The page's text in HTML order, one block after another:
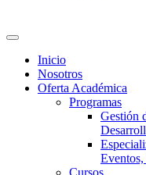
Inicio
Nosotros
Oferta Académica
Programas
Gestión
Cursos